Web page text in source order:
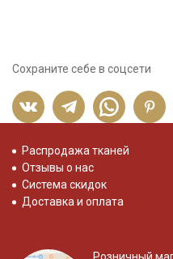
Сохраните себе в соцсети
Распродажа тканей
Отзывы о нас
Система скидок
Доставка и оплата